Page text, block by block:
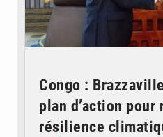
Congo :
plan d’action pour
résilience